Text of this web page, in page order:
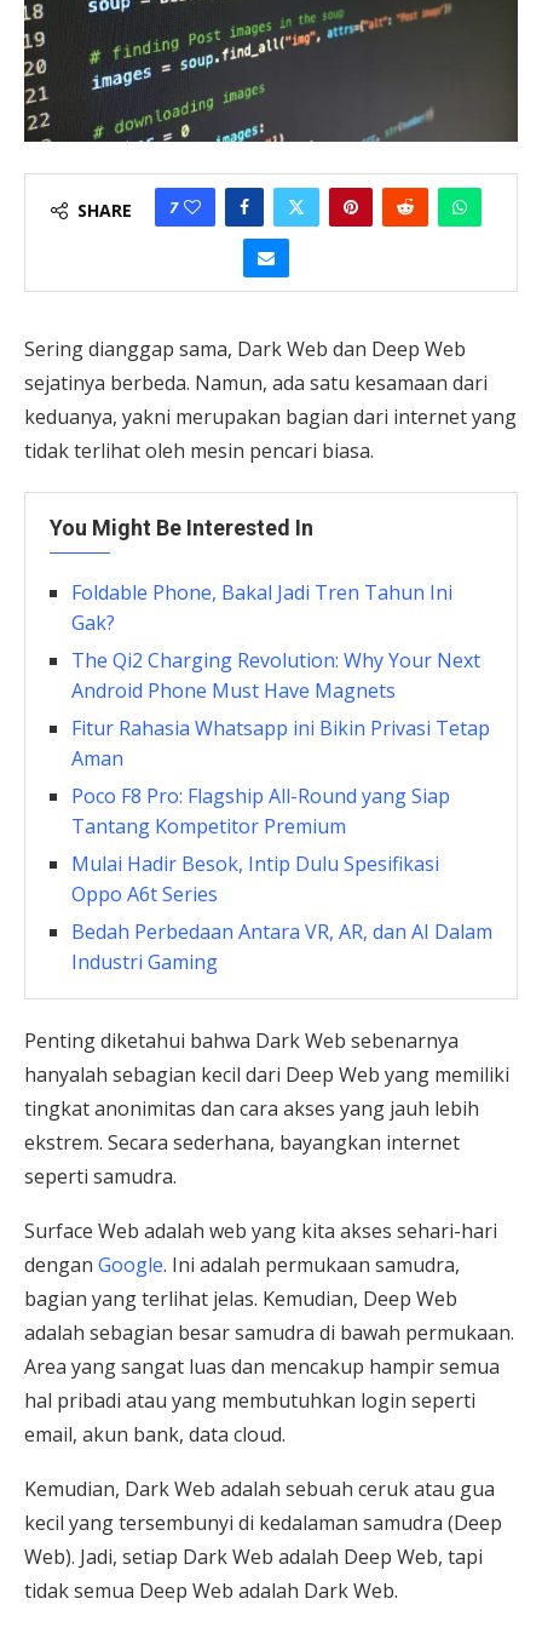
SHARE 7
Sering dianggap sama, Dark Web dan Deep Web
sejatinya berbeda. Namun, ada satu kesamaan dari
keduanya, yakni merupakan bagian dari internet yang
tidak terlihat oleh mesin pencari biasa.
You Might Be Interested In
⁠⁠Foldable Phone, Bakal Jadi Tren Tahun Ini
Gak?
The Qi2 Charging Revolution: Why Your Next
Android Phone Must Have Magnets
Fitur Rahasia Whatsapp ini Bikin Privasi Tetap
Aman
Poco F8 Pro: Flagship All-Round yang Siap
Tantang Kompetitor Premium
Mulai Hadir Besok, Intip Dulu Spesifikasi
Oppo A6t Series
Bedah Perbedaan Antara VR, AR, dan AI Dalam
Industri Gaming
Penting diketahui bahwa Dark Web sebenarnya
hanyalah sebagian kecil dari Deep Web yang memiliki
tingkat anonimitas dan cara akses yang jauh lebih
ekstrem. Secara sederhana, bayangkan internet
seperti samudra.
Surface Web adalah web yang kita akses sehari-hari
dengan Google. Ini adalah permukaan samudra,
bagian yang terlihat jelas. Kemudian, Deep Web
adalah sebagian besar samudra di bawah permukaan.
Area yang sangat luas dan mencakup hampir semua
hal pribadi atau yang membutuhkan login seperti
email, akun bank, data cloud.
Kemudian, Dark Web adalah sebuah ceruk atau gua
kecil yang tersembunyi di kedalaman samudra (Deep
Web). Jadi, setiap Dark Web adalah Deep Web, tapi
tidak semua Deep Web adalah Dark Web.